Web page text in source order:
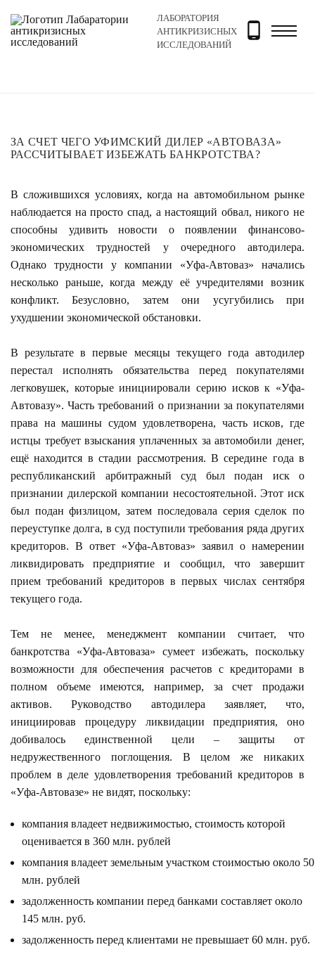
ЛАБОРАТОРИЯ
АНТИКРИЗИСНЫХ
ИССЛЕДОВАНИЙ
Главная Новости и блог Новости За счет чего
ЗА СЧЕТ ЧЕГО УФИМСКИЙ ДИЛЕР «АВТОВАЗА»
РАССЧИТЫВАЕТ ИЗБЕЖАТЬ БАНКРОТСТВА?
В сложившихся условиях, когда на автомобильном рынке
наблюдается на просто спад, а настоящий обвал, никого не
способны удивить новости о появлении финансово-
экономических трудностей у очередного автодилера.
Однако трудности у компании «Уфа-Автоваз» начались
несколько раньше, когда между её учредителями возник
конфликт. Безусловно, затем они усугубились при
ухудшении экономической обстановки.
В результате в первые месяцы текущего года автодилер
перестал исполнять обязательства перед покупателями
легковушек, которые инициировали серию исков к «Уфа-
Автовазу». Часть требований о признании за покупателями
права на машины судом удовлетворена, часть исков, где
истцы требует взыскания уплаченных за автомобили денег,
ещё находится в стадии рассмотрения. В середине года в
республиканский арбитражный суд был подан иск о
признании дилерской компании несостоятельной. Этот иск
был подан физлицом, затем последовала серия сделок по
переуступке долга, в суд поступили требования ряда других
кредиторов. В ответ «Уфа-Автоваз» заявил о намерении
ликвидировать предприятие и сообщил, что завершит
прием требований кредиторов в первых числах сентября
текущего года.
Тем не менее, менеджмент компании считает, что
банкротства «Уфа-Автоваза» сумеет избежать, поскольку
возможности для обеспечения расчетов с кредиторами в
полном объеме имеются, например, за счет продажи
активов. Руководство автодилера заявляет, что,
инициировав процедуру ликвидации предприятия, оно
добивалось единственной цели – защиты от
недружественного поглощения. В целом же никаких
проблем в деле удовлетворения требований кредиторов в
«Уфа-Автовазе» не видят, поскольку:
компания владеет недвижимостью, стоимость которой
оценивается в 360 млн. рублей
компания владеет земельным участком стоимостью около 50
млн. рублей
задолженность компании перед банками составляет около
145 млн. руб.
задолженность перед клиентами не превышает 60 млн. руб.